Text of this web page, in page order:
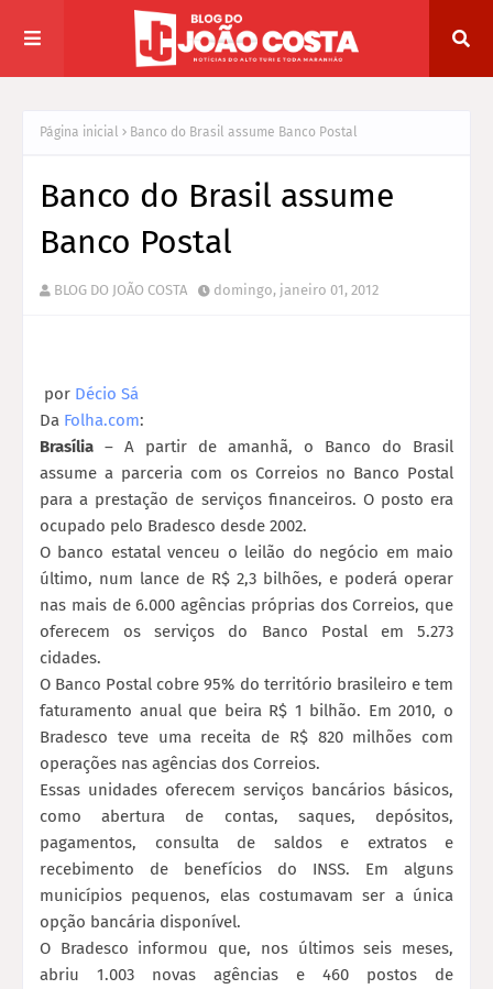
Página inicial Banco do Brasil assume Banco Postal
Banco do Brasil assume
Banco Postal
BLOG DO JOÃO COSTA domingo, janeiro 01, 2012
por Décio Sá
Da Folha.com:
Brasília – A partir de amanhã, o Banco do Brasil
assume a parceria com os Correios no Banco Postal
para a prestação de serviços financeiros. O posto era
ocupado pelo Bradesco desde 2002.
O banco estatal venceu o leilão do negócio em maio
último, num lance de R$ 2,3 bilhões, e poderá operar
nas mais de 6.000 agências próprias dos Correios, que
oferecem os serviços do Banco Postal em 5.273
cidades.
O Banco Postal cobre 95% do território brasileiro e tem
faturamento anual que beira R$ 1 bilhão. Em 2010, o
Bradesco teve uma receita de R$ 820 milhões com
operações nas agências dos Correios.
Essas unidades oferecem serviços bancários básicos,
como abertura de contas, saques, depósitos,
pagamentos, consulta de saldos e extratos e
recebimento de benefícios do INSS. Em alguns
municípios pequenos, elas costumavam ser a única
opção bancária disponível.
O Bradesco informou que, nos últimos seis meses,
abriu 1.003 novas agências e 460 postos de